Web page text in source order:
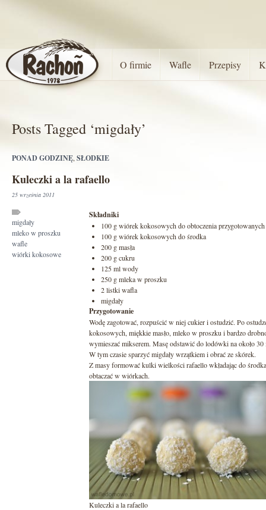
O firmie Wafle Przepisy
Posts Tagged ‘migdały’
PONAD GODZINĘ, SŁODKIE
Kuleczki a la rafaello
25 września 2011
migdały
mleko w proszku
wafle
wiórki kokosowe
Składniki
100 g wiórek kokosowych do obtoczenia
100 g wiórek kokosowych do środka
200 g masła
200 g cukru
125 ml wody
250 g mleka w proszku
2 listki wafla
migdały
Przygotowanie
Wodę zagotować, rozpuścić w niej cukier i ostudzić. Po
kokosowych, miękkie masło, mleko w proszku i bardzo
wymieszać mikserem. Masę odstawić do lodówki na około 30
W tym czasie sparzyć migdały wrzątkiem i obrać ze skórek.
Z masy formować kulki wielkości rafaello wkładając do
obtaczać w wiórkach.
Kuleczki a la rafaello